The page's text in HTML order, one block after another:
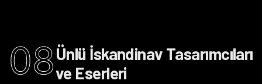
08Ünlü İskandinav Tasarımcıları
ve Eserleri